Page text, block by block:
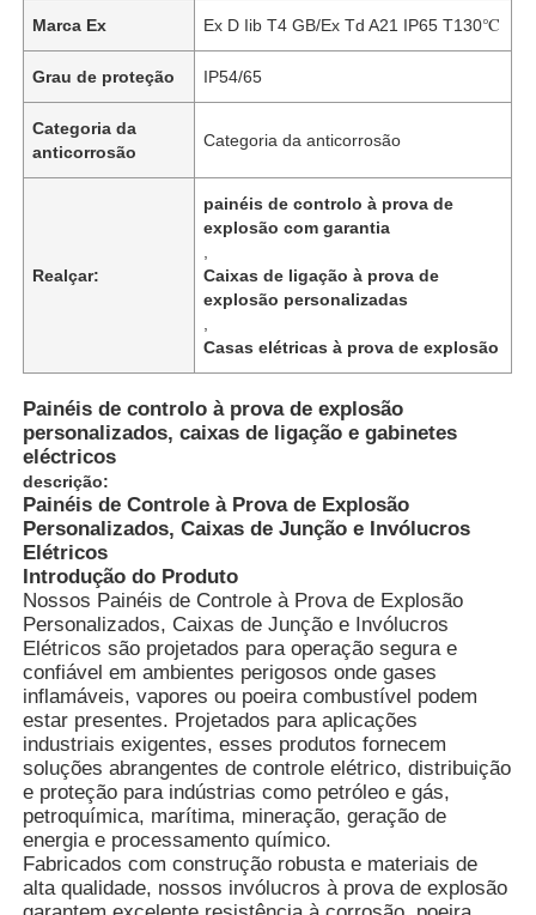
Casa
Produtos
Quem Somos
Marca Ex Ex D Iib T4 GB/Ex Td A21 IP65 T130℃
Grau de proteção IP54/65
Categoria da
anticorrosão
Categoria da anticorrosão
Realçar:
painéis de controlo à prova de
explosão com garantia
Caixas de ligação à prova de
explosão personalizadas
Casas elétricas à prova de explosão
Painéis de controlo à prova de explosão
personalizados, caixas de ligação e gabinetes
eléctricos
descrição:
Painéis de Controle à Prova de Explosão
Personalizados, Caixas de Junção e Invólucros
Elétricos
Introdução do Produto
Nossos Painéis de Controle à Prova de Explosão
Personalizados, Caixas de Junção e Invólucros
Elétricos são projetados para operação segura e
confiável em ambientes perigosos onde gases
inflamáveis, vapores ou poeira combustível podem
estar presentes. Projetados para aplicações
industriais exigentes, esses produtos fornecem
soluções abrangentes de controle elétrico, distribuição
e proteção para indústrias como petróleo e gás,
petroquímica, marítima, mineração, geração de
energia e processamento químico.
Fabricados com construção robusta e materiais de
alta qualidade, nossos invólucros à prova de explosão